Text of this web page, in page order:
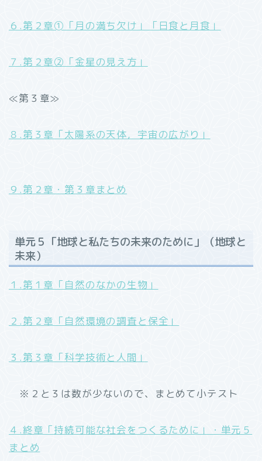
６.第２章➀「月の満ち欠け」「日食と月食」
７.第２章②「金星の見え方」
≪第３章≫
８.第３章「太陽系の天体，宇宙の広がり」
９.第２章・第３章まとめ
単元５「地球と私たちの未来のために」（地球と
未来）
１.第１章「自然のなかの生物」
２.第２章「自然環境の調査と保全」
３.第３章「科学技術と人間」
※２と３は数が少ないので、まとめて小テスト
４.終章「持続可能な社会をつくるために」・単元５
まとめ